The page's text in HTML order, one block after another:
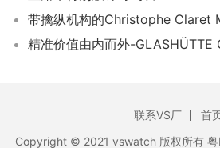
带擒纵机构的Christophe Claret
联系VS厂
首
Copyright © 2021 vswatch 版权所有